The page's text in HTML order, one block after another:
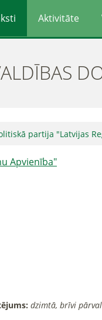
Aktivitāte
partija "Latvijas
Apvienība"
dzimtā, brīvi